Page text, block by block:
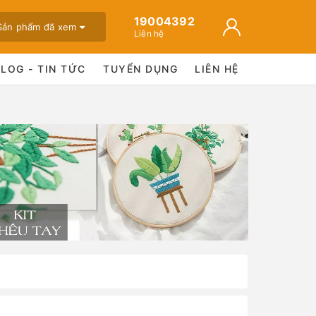
phẩm đã xem 19004392
Liên hệ
- TIN TỨC TUYỂN DỤNG LIÊN HỆ